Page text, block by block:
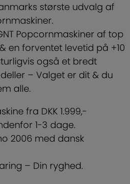
største udvalg af
Popcornmaskiner af top
en forventet levetid på +10
også et bredt
– Valget er dit & du
alle.
fra DKK 1.999,-
1-3 dage.
2006 med dansk
– Din ryghed.